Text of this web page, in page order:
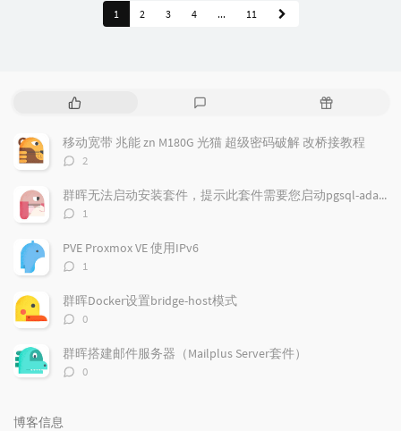
1 2 3 4 ... 11
热
文
章
评
论
随
文
章
移动宽带 兆能 zn M180G 光猫 超级密码破解 改桥接教程
评
数：
2
群晖无法启动安装套件，提示此套件需要您启动pgsql-adapter.service
评
数：
1
PVE Proxmox VE 使用IPv6
评
数：
1
群晖Docker设置bridge-host模式
评
数：
0
群晖搭建邮件服务器（Mailplus Server套件）
评
0
博客信息